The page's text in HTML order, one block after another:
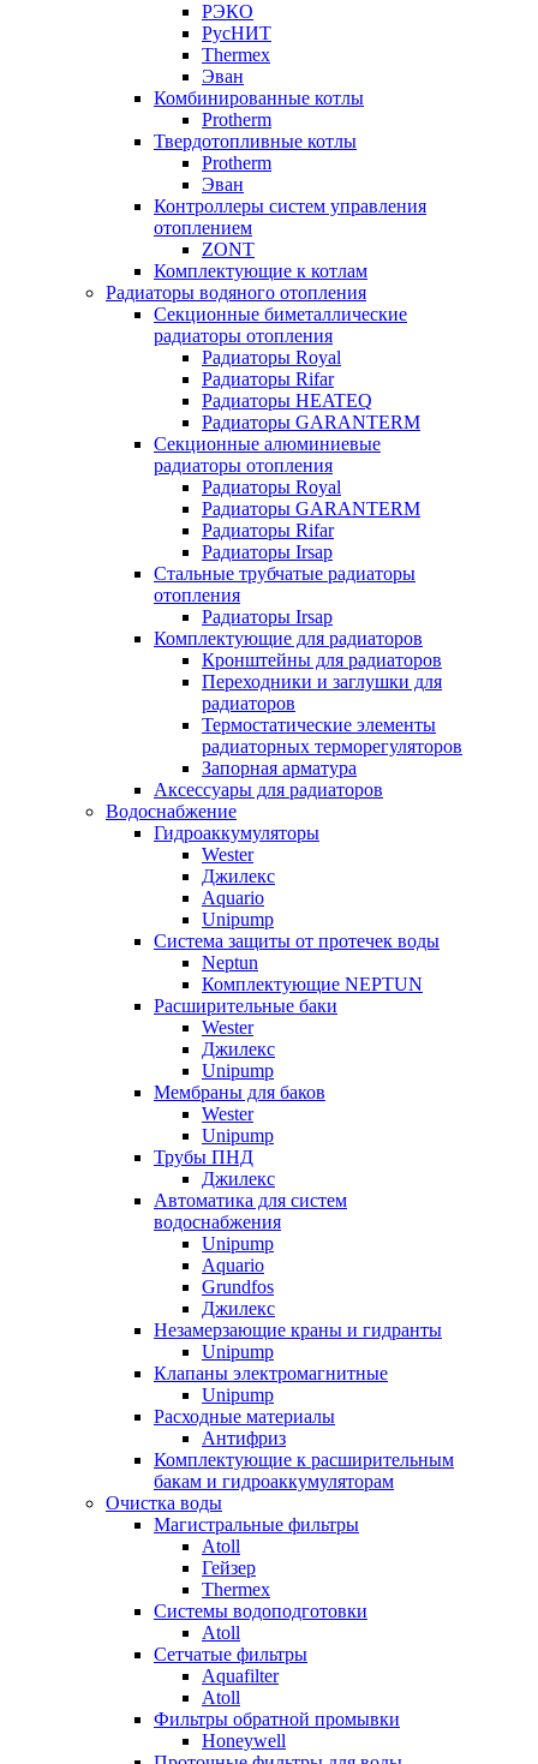
РЭКО
РусНИТ
Thermex
Эван
Комбинированные котлы
Protherm
Твердотопливные котлы
Protherm
Эван
Контроллеры систем управления
отоплением
ZONT
Комплектующие к котлам
Радиаторы водяного отопления
Секционные биметаллические
радиаторы отопления
Радиаторы Royal
Радиаторы Rifar
Радиаторы HEATEQ
Радиаторы GARANTERM
Секционные алюминиевые
радиаторы отопления
Радиаторы Royal
Радиаторы GARANTERM
Радиаторы Rifar
Радиаторы Irsap
Стальные трубчатые радиаторы
отопления
Радиаторы Irsap
Комплектующие для радиаторов
Кронштейны для радиаторов
Переходники и заглушки для
радиаторов
Термостатические элементы
радиаторных терморегуляторов
Запорная арматура
Аксессуары для радиаторов
Водоснабжение
Гидроаккумуляторы
Wester
Джилекс
Aquario
Unipump
Система защиты от протечек воды
Neptun
Комплектующие NEPTUN
Расширительные баки
Wester
Джилекс
Unipump
Мембраны для баков
Wester
Unipump
Трубы ПНД
Джилекс
Автоматика для систем
водоснабжения
Unipump
Aquario
Grundfos
Джилекс
Незамерзающие краны и гидранты
Unipump
Клапаны электромагнитные
Unipump
Расходные материалы
Антифриз
Комплектующие к расширительным
бакам и гидроаккумуляторам
Очистка воды
Магистральные фильтры
Atoll
Гейзер
Thermex
Системы водоподготовки
Atoll
Сетчатые фильтры
Aquafilter
Atoll
Фильтры обратной промывки
Honeywell